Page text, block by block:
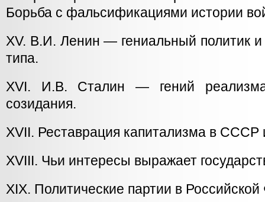
Борьба с фальсификациями истории
XV. В.И. Ленин — гениальный политик и
типа.
XVI. И.В. Сталин — гений реализма
созидания.
XVII. Реставрация капитализма в СССР
XVIII. Чьи интересы выражает
XIX. Политические партии в